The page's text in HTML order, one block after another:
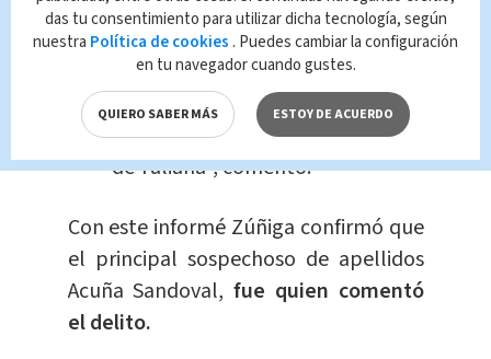
partes del cuerpo de lavíctima.
En varias partes del cuerpo
se encontró ADN de este
sujeto, alrededor del cuerpo
de Yuliana”, comentó.
Con este informé Zúñiga confirmó que
el principal sospechoso de apellidos
Acuña Sandoval, fue quien comentó
el delito.
das tu consentimiento para utilizar dicha tecnología, según
nuestra Política de cookies . Puedes cambiar la configuración
en tu navegador cuando gustes.
QUIERO SABER MÁS ESTOY DE ACUERDO